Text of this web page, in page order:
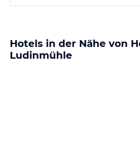
Hotels in der Nähe von
Ludinmühle